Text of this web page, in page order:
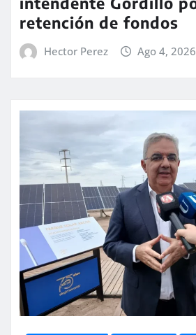
retención de fondos
Hector Perez Ago 4, 2026